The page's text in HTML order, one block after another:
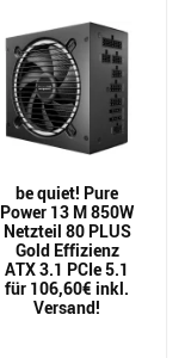
be quiet! Pure
Power 13 M 850W
Netzteil 80 PLUS
Gold Effizienz
ATX 3.1 PCIe 5.1
für 106,60€ inkl.
Versand!